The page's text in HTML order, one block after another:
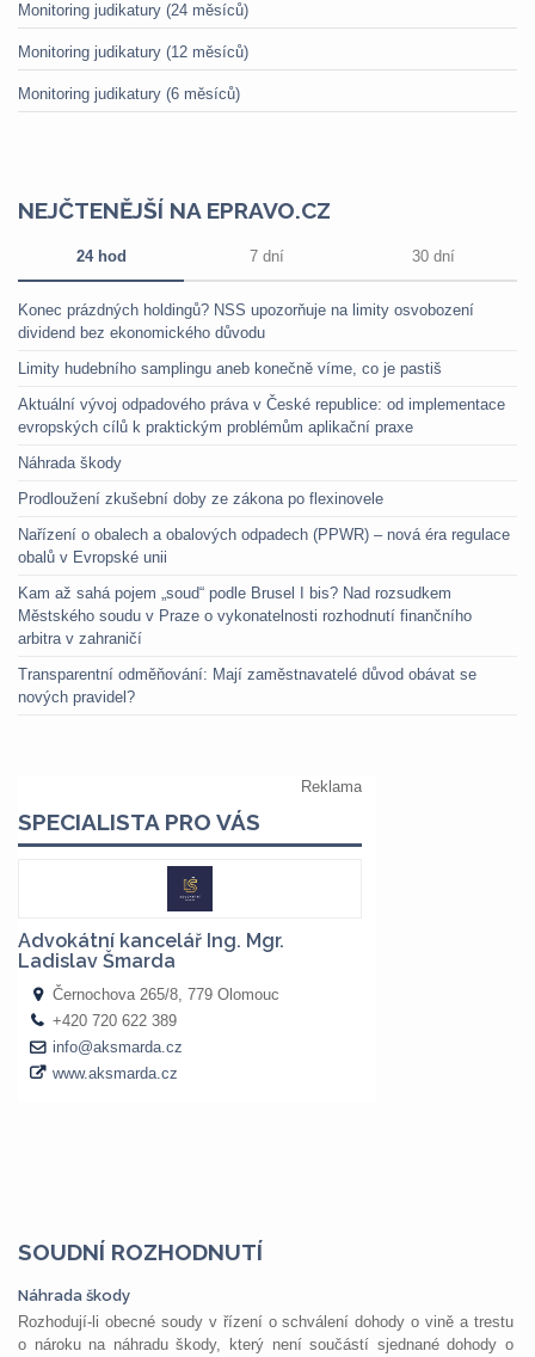
Monitoring judikatury (24 měsíců)
Monitoring judikatury (12 měsíců)
Monitoring judikatury (6 měsíců)
NEJČTENĚJŠÍ NA EPRAVO.CZ
24 hod 7 dní 30 dní
Konec prázdných holdingů? NSS upozorňuje na limity osvobození
dividend bez ekonomického důvodu
Limity hudebního samplingu aneb konečně víme, co je pastiš
Aktuální vývoj odpadového práva v České republice: od implementace
evropských cílů k praktickým problémům aplikační praxe
Náhrada škody
Prodloužení zkušební doby ze zákona po flexinovele
Nařízení o obalech a obalových odpadech (PPWR) – nová éra regulace
obalů v Evropské unii
Kam až sahá pojem „soud“ podle Brusel I bis? Nad rozsudkem
Městského soudu v Praze o vykonatelnosti rozhodnutí finančního
arbitra v zahraničí
Transparentní odměňování: Mají zaměstnavatelé důvod obávat se
nových pravidel?
SOUDNÍ ROZHODNUTÍ
Náhrada škody
Rozhodují-li obecné soudy v řízení o schválení dohody o vině a trestu
o nároku na náhradu škody, který není součástí sjednané dohody o